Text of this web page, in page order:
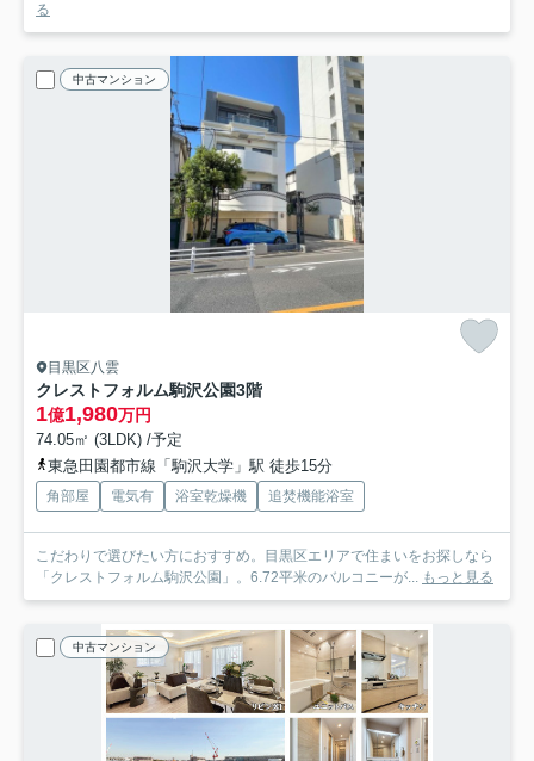
る
中古マンション
目黒区八雲
クレストフォルム駒沢公園3階
1億1,980万円
74.05㎡ (3LDK) /予定
東急田園都市線「駒沢大学」駅 徒歩15分
角部屋 電気有 浴室乾燥機 追焚機能浴室
こだわりで選びたい方におすすめ。目黒区エリアで住まいをお探しなら
「クレストフォルム駒沢公園」。6.72平米のバルコニーが... もっと見る
中古マンション